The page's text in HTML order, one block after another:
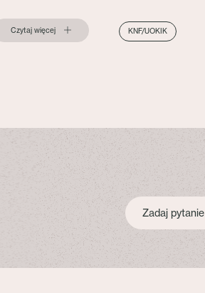
Czytaj więcej KNF/UOKIK
Zadaj pytanie